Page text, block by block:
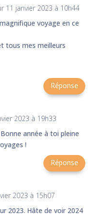
11 janvier 2023 à 10h44
voyage en ce
tous mes meilleurs
Réponse
2023 à 19h33
année à toi pleine
!
Réponse
2023 à 15h07
2023. Hâte de voir 2024